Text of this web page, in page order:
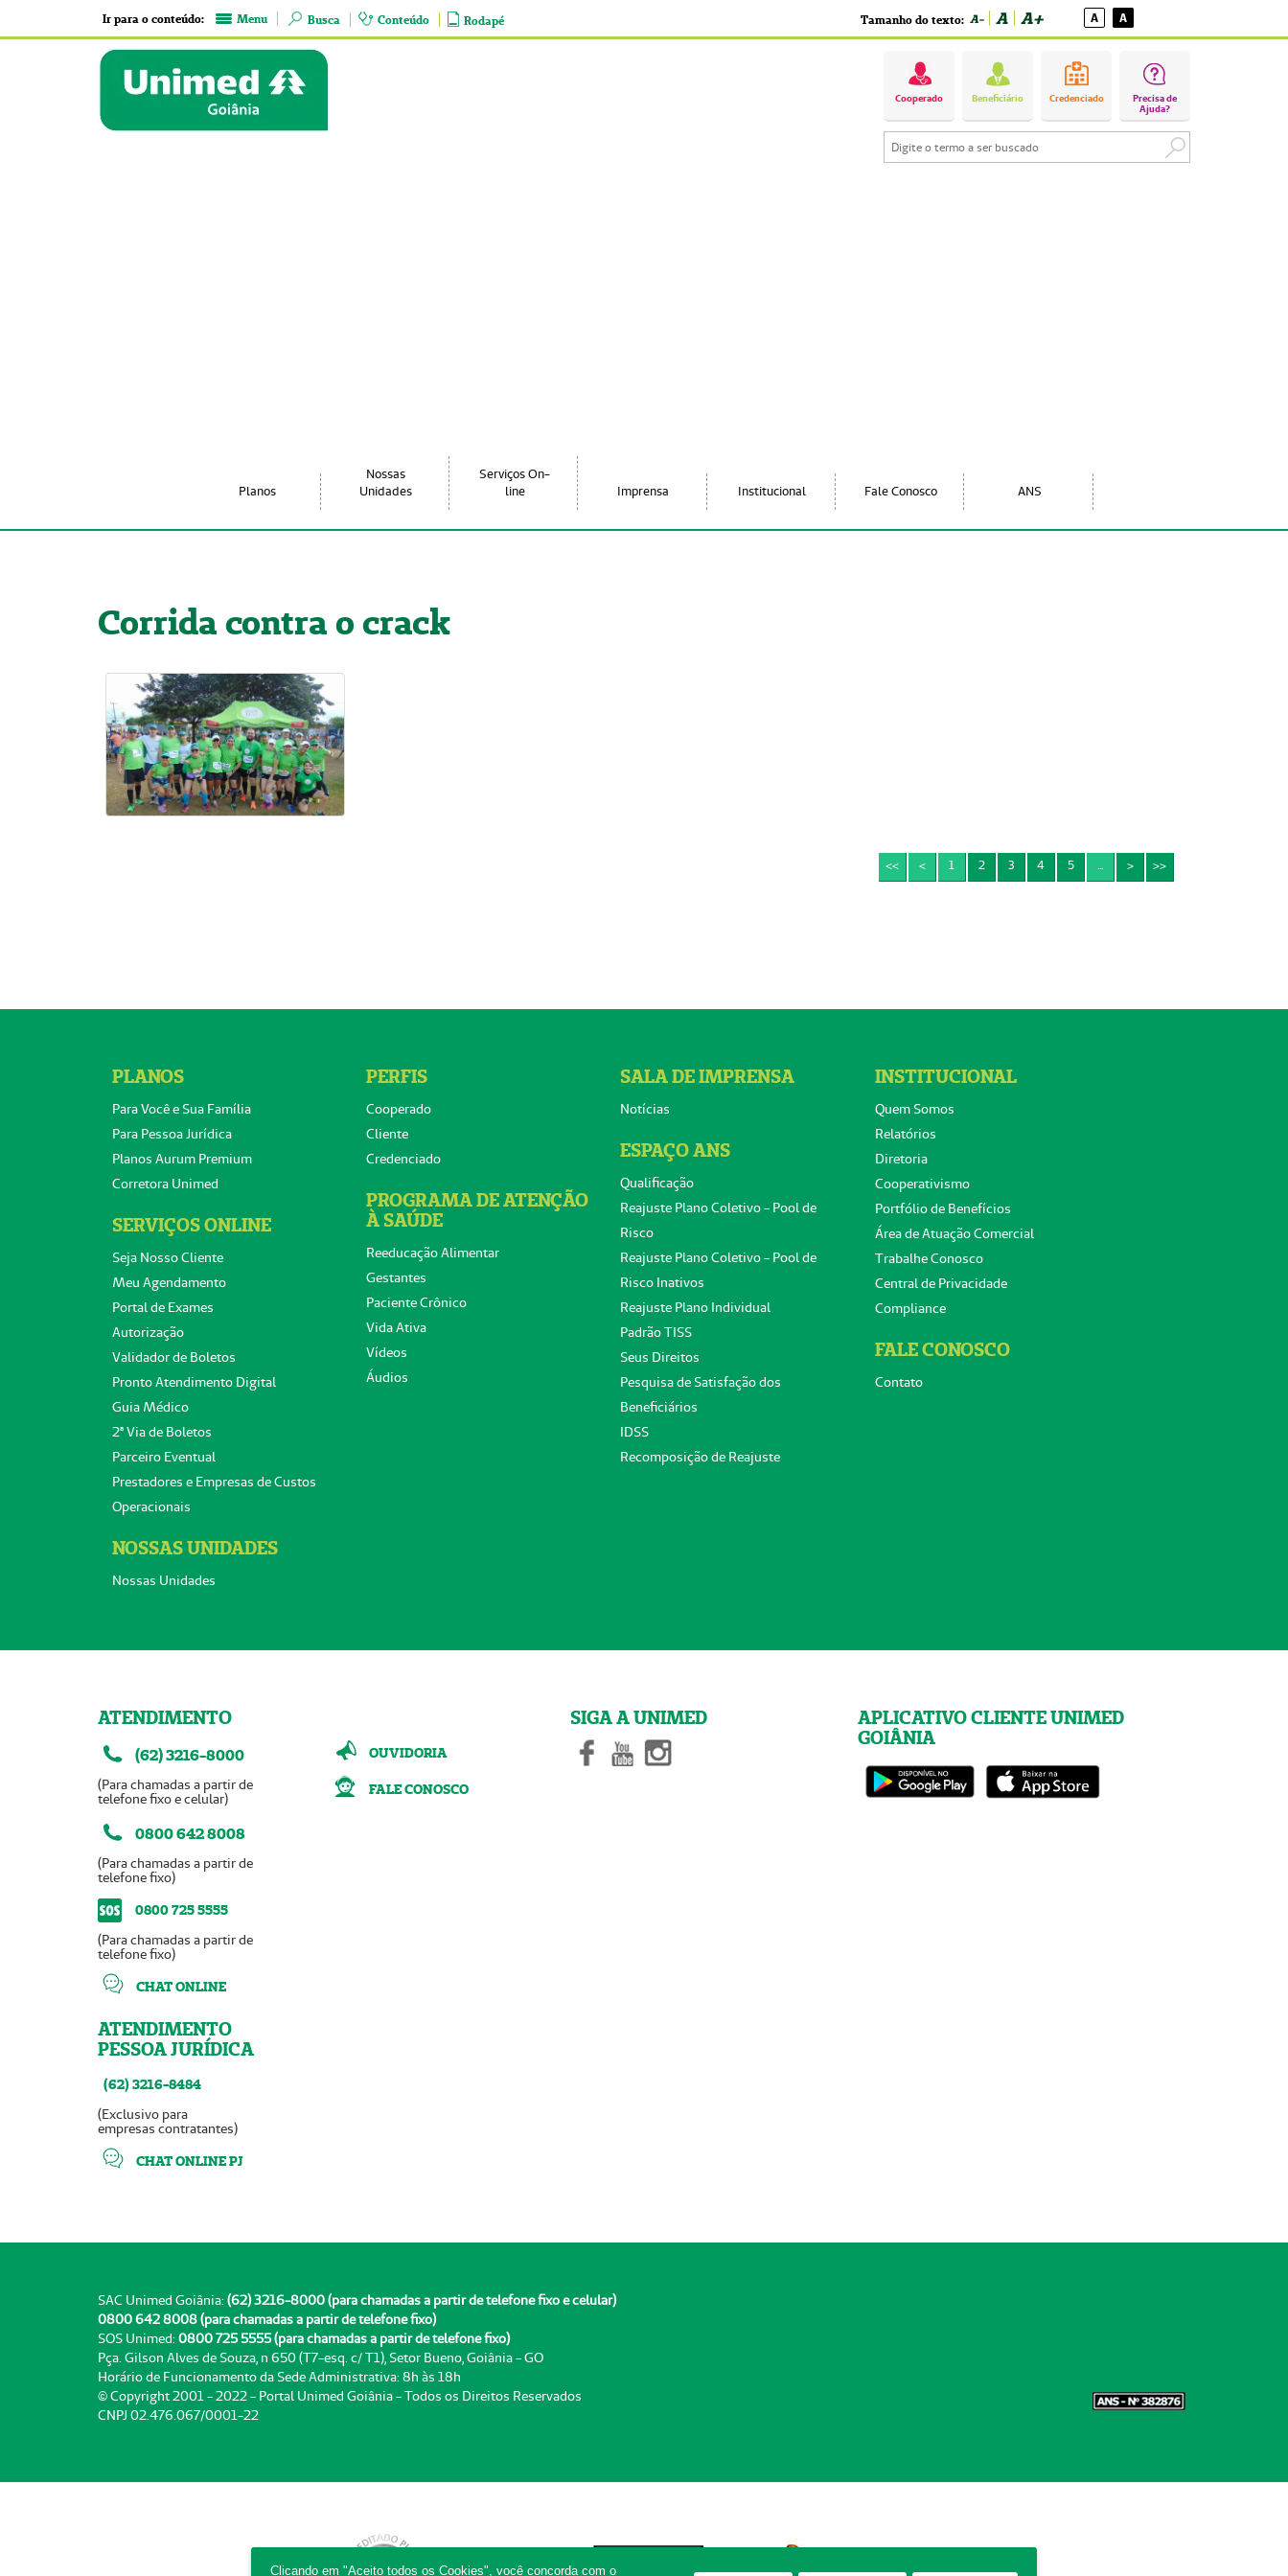
Ir para o conteúdo: Menu Busca Conteúdo Rodapé Tamanho do texto: A- A A+ A A
Cooperado Beneficiário Credenciado
Precisa de
Ajuda?
Planos
Nossas
Unidades
Serviços On-
line
Imprensa Institucional Fale Conosco ANS
Corrida contra o crack
<< < 1 2 3 4 5 ... > >>
PLANOS
Para Você e Sua Família
Para Pessoa Jurídica
Planos Aurum Premium
Corretora Unimed
SERVIÇOS ONLINE
Seja Nosso Cliente
Meu Agendamento
Portal de Exames
Autorização
Validador de Boletos
Pronto Atendimento Digital
Guia Médico
2ª Via de Boletos
Parceiro Eventual
Prestadores e Empresas de Custos
Operacionais
NOSSAS UNIDADES
Nossas Unidades
PERFIS
Cooperado
Cliente
Credenciado
PROGRAMA DE ATENÇÃO
À SAÚDE
Reeducação Alimentar
Gestantes
Paciente Crônico
Vida Ativa
Vídeos
Áudios
SALA DE IMPRENSA
Notícias
ESPAÇO ANS
Qualificação
Reajuste Plano Coletivo - Pool de
Risco
Reajuste Plano Coletivo - Pool de
Risco Inativos
Reajuste Plano Individual
Padrão TISS
Seus Direitos
Pesquisa de Satisfação dos
Beneficiários
IDSS
Recomposição de Reajuste
INSTITUCIONAL
Quem Somos
Relatórios
Diretoria
Cooperativismo
Portfólio de Benefícios
Área de Atuação Comercial
Trabalhe Conosco
Central de Privacidade
Compliance
FALE CONOSCO
Contato
ATENDIMENTO
(62) 3216-8000
(Para chamadas a partir de
telefone fixo e celular)
0800 642 8008
(Para chamadas a partir de
telefone fixo)
0800 725 5555
(Para chamadas a partir de
telefone fixo)
CHAT ONLINE
ATENDIMENTO
PESSOA JURÍDICA
(62) 3216-8484
(Exclusivo para
empresas contratantes)
CHAT ONLINE PJ
OUVIDORIA
FALE CONOSCO
SIGA A UNIMED
APLICATIVO CLIENTE UNIMED
GOIÂNIA
SAC Unimed Goiânia: (62) 3216-8000 (para chamadas a partir de telefone fixo e celular)
0800 642 8008 (para chamadas a partir de telefone fixo)
SOS Unimed: 0800 725 5555 (para chamadas a partir de telefone fixo)
Pça. Gilson Alves de Souza, n 650 (T7-esq. c/ T1), Setor Bueno, Goiânia - GO
Horário de Funcionamento da Sede Administrativa: 8h às 18h
© Copyright 2001 - 2022 - Portal Unimed Goiânia - Todos os Direitos Reservados
CNPJ 02.476.067/0001-22
Clicando em "Aceito todos os Cookies", você concorda com o